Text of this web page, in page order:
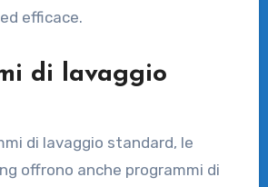
efficace.
di lavaggio
di lavaggio standard, le
offrono anche programmi di